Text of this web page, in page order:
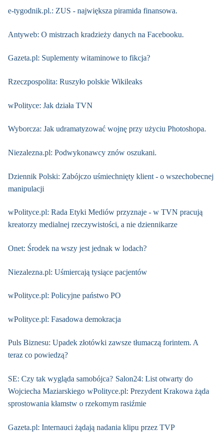
e-tygodnik.pl.: ZUS - największa piramida finansowa.
Antyweb: O mistrzach kradzieży danych na Facebooku.
Gazeta.pl: Suplementy witaminowe to fikcja?
Rzeczpospolita: Ruszyło polskie Wikileaks
wPolityce: Jak działa TVN
Wyborcza: Jak udramatyzować wojnę przy użyciu Photoshopa.
Niezalezna.pl: Podwykonawcy znów oszukani.
Dziennik Polski: Zabójczo uśmiechnięty klient - o wszechobecnej
manipulacji
wPolityce.pl: Rada Etyki Mediów przyznaje - w TVN pracują
kreatorzy medialnej rzeczywistości, a nie dziennikarze
Onet: Środek na wszy jest jednak w lodach?
Niezalezna.pl: Uśmiercają tysiące pacjentów
wPolityce.pl: Policyjne państwo PO
wPolityce.pl: Fasadowa demokracja
Puls Biznesu: Upadek złotówki zawsze tłumaczą forintem. A
teraz co powiedzą?
SE: Czy tak wygląda samobójca? Salon24: List otwarty do
Wojciecha Maziarskiego wPolityce.pl: Prezydent Krakowa żąda
sprostowania kłamstw o rzekomym rasiźmie
Gazeta.pl: Internauci żądają nadania klipu przez TVP